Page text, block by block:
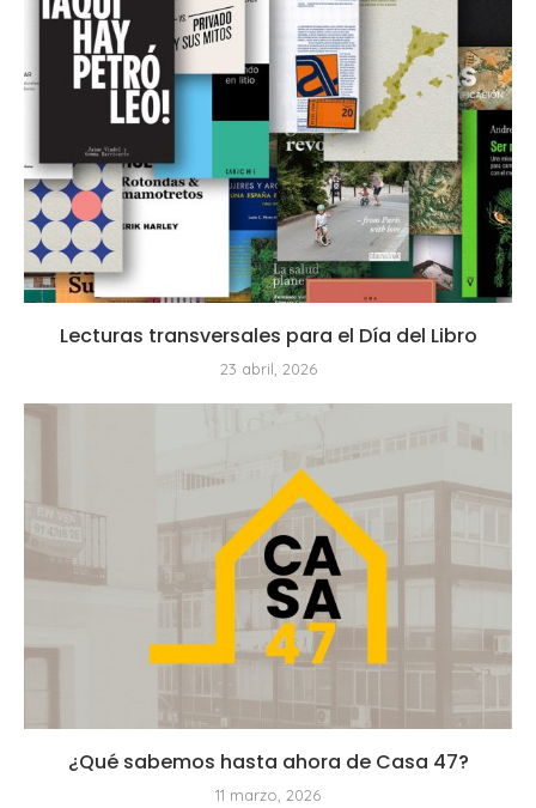
Lecturas transversales para el Día del Libro
23 abril, 2026
¿Qué sabemos hasta ahora de Casa 47?
11 marzo, 2026